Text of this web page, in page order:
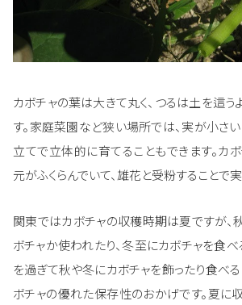
カボチャの葉は大きて丸く、つるは土を這う
す。家庭菜園など狭い場所では、実が小さ
立てで立体的に育てることもできます。カ
元がふくらんでいて、雄花と受粉することで実
関東ではカボチャの収穫時期は夏ですが、
ボチャか使われたり、冬至にカボチャを食べ
を過ぎて秋や冬にカボチャを飾ったり食べる
ボチャの優れた保存性のおかげです。夏に